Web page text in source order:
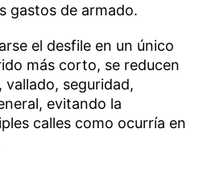
gastos de armado.
el desfile en un único
más corto, se reducen
seguridad,
evitando la
calles como ocurría en